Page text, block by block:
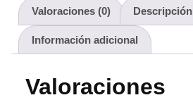
Valoraciones (0) Descripción
Información adicional
Valoraciones